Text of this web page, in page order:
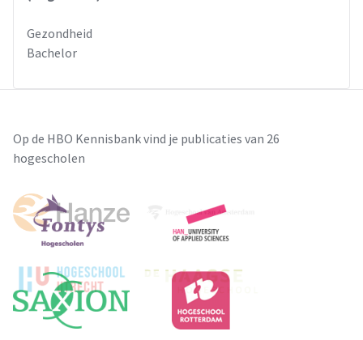
Gezondheid
Bachelor
Op de HBO Kennisbank vind je publicaties van 26
hogescholen